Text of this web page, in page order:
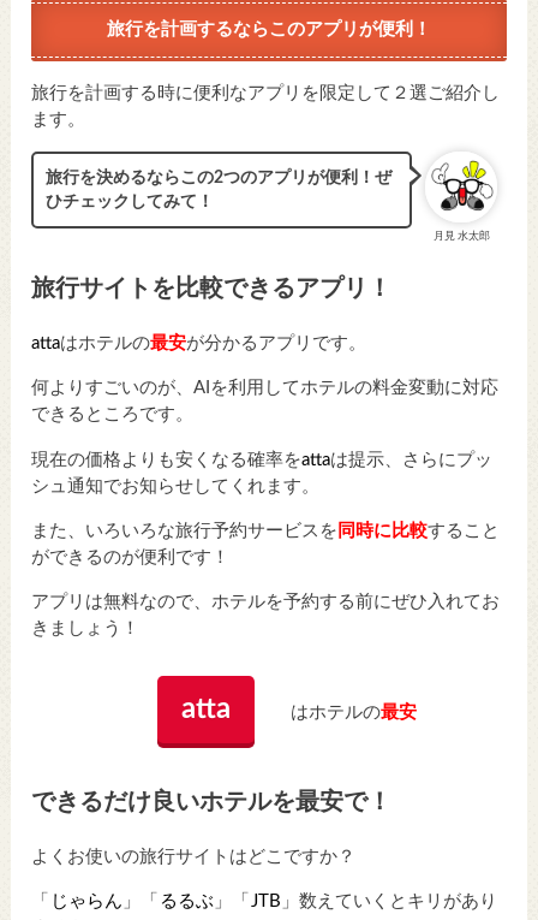
旅行を計画するならこのアプリが便利！
旅行を計画する時に便利なアプリを限定して２選ご紹介し
ます。
月見 水太郎
旅行を決めるならこの2つのアプリが便利！ぜ
ひチェックしてみて！
旅行サイトを比較できるアプリ！
attaはホテルの最安が分かるアプリです。
何よりすごいのが、AIを利用してホテルの料金変動に対応
できるところです。
現在の価格よりも安くなる確率をattaは提示、さらにプッ
シュ通知でお知らせしてくれます。
また、いろいろな旅行予約サービスを 同時に比較すること
ができるのが便利です！
アプリは無料なので、ホテルを予約する前にぜひ入れてお
きましょう！
atta はホテルの最安
できるだけ良いホテルを最安で！
よくお使いの旅行サイトはどこですか？
「 じゃらん 」「 るるぶ 」「 JTB 」数えていくとキリがあり